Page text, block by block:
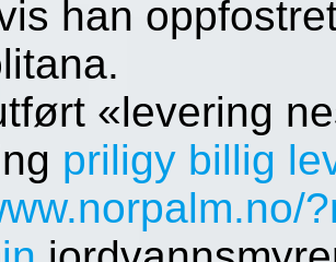
han
«levering
priligy billig